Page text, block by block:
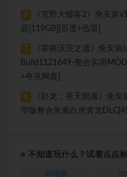
6
《荒野大镖客2》免安装
器[119GB][百度+迅雷]
7
《霍格沃茨之遗》免安
Build1121649-整合实用
+夸克网盘]
8
《卧龙：苍天陨落》免
华版整合朱雀白虎青龙
不知道玩什么？试着点点
2D画面